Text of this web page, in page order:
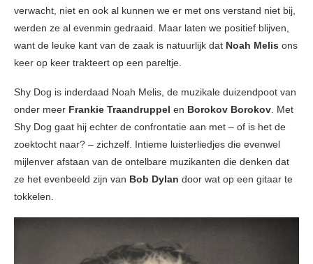
verwacht, niet en ook al kunnen we er met ons verstand niet bij,
werden ze al evenmin gedraaid. Maar laten we positief blijven,
want de leuke kant van de zaak is natuurlijk dat Noah Melis ons
keer op keer trakteert op een pareltje.
Shy Dog is inderdaad Noah Melis, de muzikale duizendpoot van
onder meer Frankie Traandruppel en Borokov Borokov. Met
Shy Dog gaat hij echter de confrontatie aan met – of is het de
zoektocht naar? – zichzelf. Intieme luisterliedjes die evenwel
mijlenver afstaan van de ontelbare muzikanten die denken dat
ze het evenbeeld zijn van Bob Dylan door wat op een gitaar te
tokkelen.